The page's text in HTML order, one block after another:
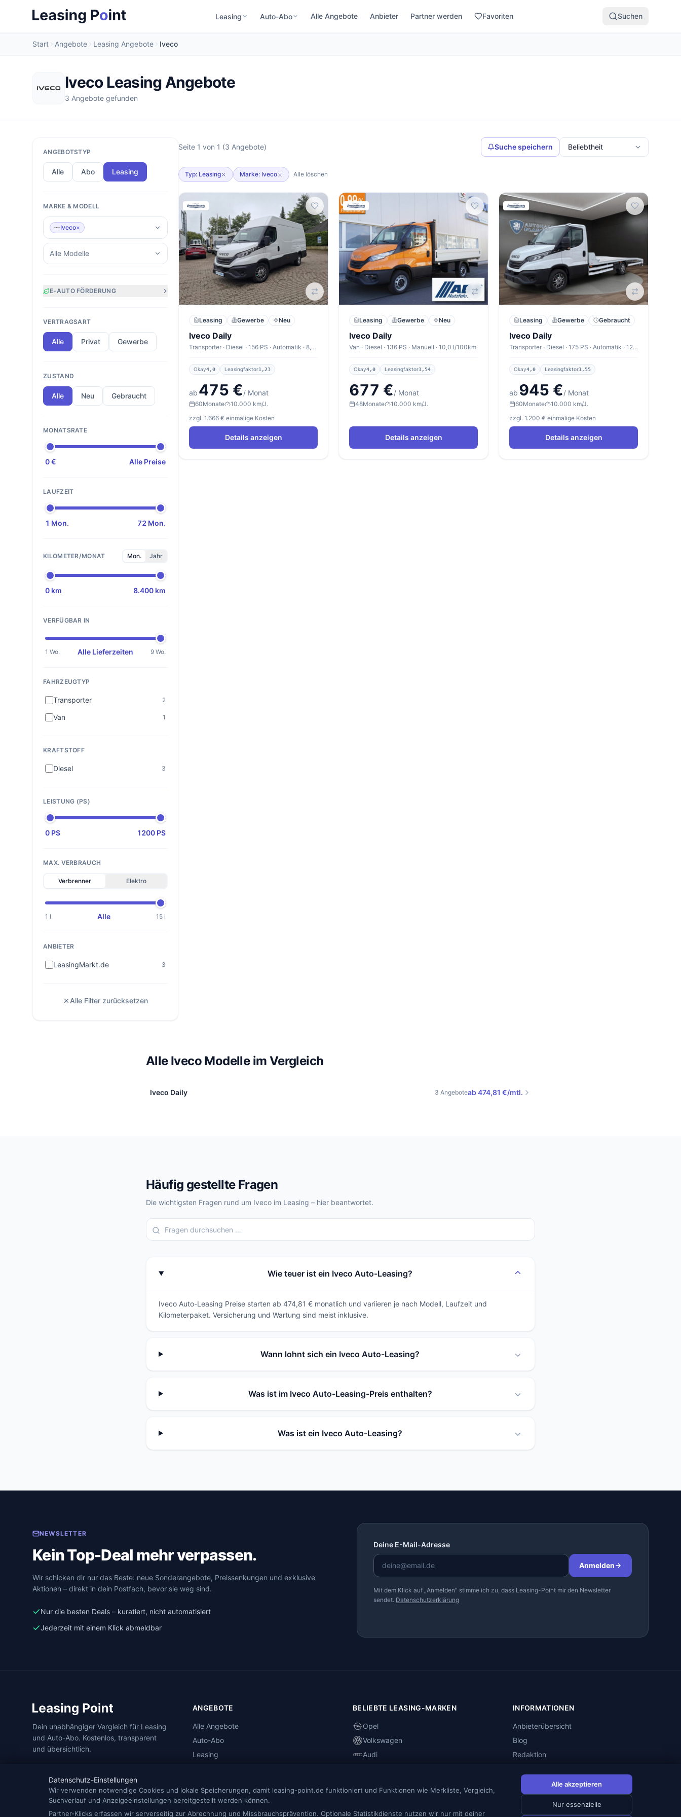
Leasing Auto-Abo Alle Angebote Anbieter Partner werden Favoriten Suchen
Start Angebote Leasing Angebote Iveco
Iveco Leasing Angebote
3 Angebote gefunden
ANGEBOTSTYP
Alle Abo Leasing
MARKE & MODELL
Iveco×
Alle Modelle
E-AUTO FÖRDERUNG
VERTRAGSART
Alle Privat Gewerbe
ZUSTAND
Alle Neu Gebraucht
MONATSRATE
0 € Alle Preise
LAUFZEIT
1 Mon. 72 Mon.
KILOMETER/MONAT Mon. Jahr
0 km 8.400 km
VERFÜGBAR IN
1 Wo. Alle Lieferzeiten 9 Wo.
FAHRZEUGTYP
Transporter 2
Van 1
KRAFTSTOFF
Diesel 3
LEISTUNG (PS)
0 PS 1200 PS
MAX. VERBRAUCH
Verbrenner Elektro
1 l Alle 15 l
ANBIETER
LeasingMarkt.de 3
Alle Filter zurücksetzen
Seite 1 von 1 (3 Angebote) Suche speichern
Typ: Leasing Marke: Iveco Alle löschen
Leasing Gewerbe Neu
Iveco Daily
Transporter · Diesel · 156 PS · Automatik · 8,6 l/100km
Okay4,0 Leasingfaktor1,23
ab 475 €/ Monat
60Monate
10.000 km/J.
zzgl. 1.666 € einmalige Kosten
Details anzeigen
Leasing Gewerbe Neu
Iveco Daily
Van · Diesel · 136 PS · Manuell · 10,0 l/100km
Okay4,0 Leasingfaktor1,54
677 €/ Monat
48Monate 10.000 km/J.
Details anzeigen
Leasing Gewerbe Gebraucht
Iveco Daily
Transporter · Diesel · 175 PS · Automatik · 12,0 l/100km
Okay4,0 Leasingfaktor1,55
ab 945 €/ Monat
60Monate
10.000 km/J.
zzgl. 1.200 € einmalige Kosten
Details anzeigen
Alle Iveco Modelle im Vergleich
Iveco Daily 3 Angeboteab 474,81 €/mtl.
Häufig gestellte Fragen
Die wichtigsten Fragen rund um Iveco im Leasing – hier beantwortet.
Wie teuer ist ein Iveco Auto-Leasing?
Iveco Auto-Leasing Preise starten ab 474,81 € monatlich und variieren je nach Modell, Laufzeit und
Kilometerpaket. Versicherung und Wartung sind meist inklusive.
Wann lohnt sich ein Iveco Auto-Leasing?
Was ist im Iveco Auto-Leasing-Preis enthalten?
Was ist ein Iveco Auto-Leasing?
NEWSLETTER
Kein Top-Deal mehr verpassen.
Wir schicken dir nur das Beste: neue Sonderangebote, Preissenkungen und exklusive
Aktionen – direkt in dein Postfach, bevor sie weg sind.
Nur die besten Deals – kuratiert, nicht automatisiert
Jederzeit mit einem Klick abmeldbar
Deine E-Mail-Adresse
Anmelden
Mit dem Klick auf „Anmelden" stimme ich zu, dass Leasing-Point mir den Newsletter
sendet. Datenschutzerklärung
Dein unabhängiger Vergleich für Leasing
und Auto-Abo. Kostenlos, transparent
und übersichtlich.
ANGEBOTE
Alle Angebote
Auto-Abo
Leasing
BELIEBTE LEASING-MARKEN
Opel
Volkswagen
Audi
INFORMATIONEN
Anbieterübersicht
Blog
Redaktion
Datenschutz
Cookie-Einstellungen
Datenschutz-Einstellungen
Wir verwenden notwendige Cookies und lokale Speicherungen, damit leasing-point.de funktioniert und Funktionen wie Merkliste, Vergleich,
Suchverlauf und Anzeigeeinstellungen bereitgestellt werden können.
Partner-Klicks erfassen wir serverseitig zur Abrechnung und Missbrauchsprävention. Optionale Statistikdienste nutzen wir nur mit deiner
Alle akzeptieren
Nur essenzielle